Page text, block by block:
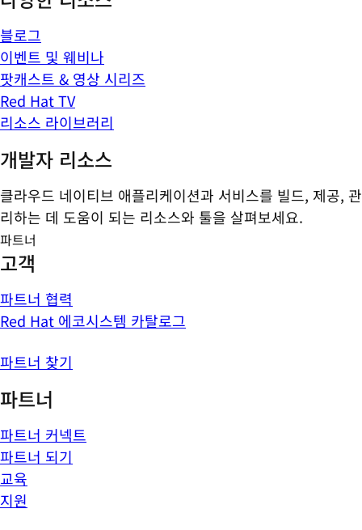
블로그
이벤트 및 웨비나
팟캐스트 & 영상 시리즈
Red Hat TV
리소스 라이브러리
개발자 리소스
클라우드 네이티브 애플리케이션과 서비스를 빌드, 제공, 관
리하는 데 도움이 되는 리소스와 툴을 살펴보세요.
파트너
고객
파트너 협력
Red Hat 에코시스템 카탈로그
파트너 찾기
파트너
파트너 커넥트
파트너 되기
교육
지원